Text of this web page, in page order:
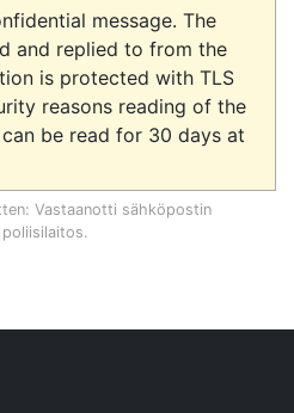
message. The
and replied to from the
is protected with TLS
reasons reading of the
be read for 30 days at
: Vastaanotti sähköpostin
poliisilaitos.